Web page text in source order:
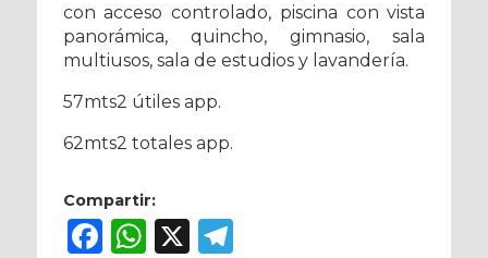
con acceso controlado, piscina con vista
panorámica, quincho, gimnasio, sala
multiusos, sala de estudios y lavandería.
57mts2 útiles app.
62mts2 totales app.
Compartir:
Facebook
WhatsApp
X Telegram